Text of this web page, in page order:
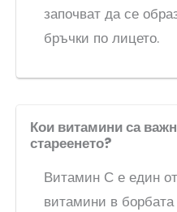
започват да се
бръчки по лицето.
Кои витамини са
стареенето?
Витамин С е един
витамини в